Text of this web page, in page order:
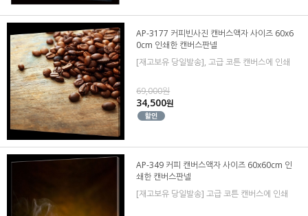
AP-3177 커피빈사진 캔버스액자 사이즈 60x6
0cm 인쇄한 캔버스판넬
[재고보유 당일발송], 고급 코튼 캔버스에 인쇄
69,000원
34,500원
AP-349 커피 캔버스액자 사이즈 60x60cm 인
쇄한 캔버스판넬
[재고보유 당일발송] 고급 코튼 캔버스에 인쇄